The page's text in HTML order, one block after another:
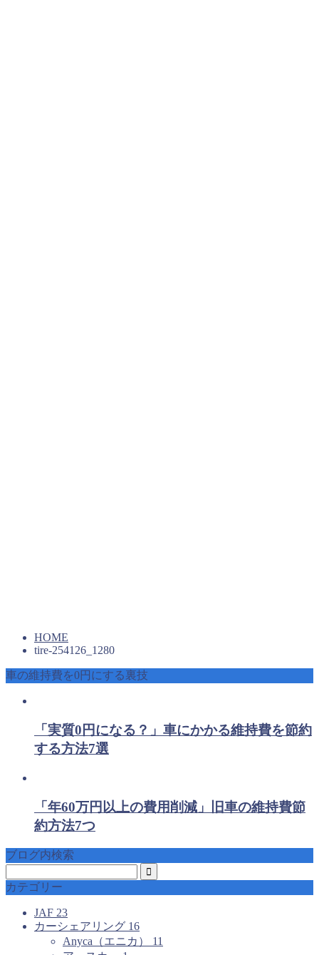
HOME
tire-254126_1280
車の維持費を0円にする裏技
「実質0円になる？」車にかかる維持費を節約
する方法7選
「年60万円以上の費用削減」旧車の維持費節
約方法7つ
ブログ内検索
カテゴリー
JAF 23
カーシェアリング 16
Anyca（エニカ） 11